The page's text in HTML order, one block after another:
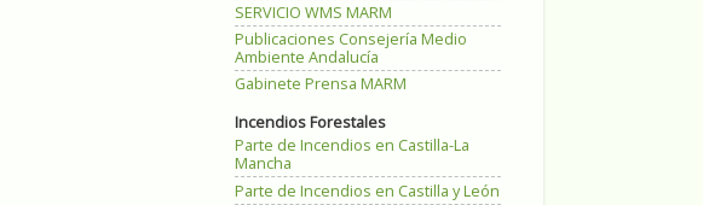
SERVICIO WMS MARM
Publicaciones Consejería Medio
Ambiente Andalucía
Gabinete Prensa MARM
Incendios Forestales
Parte de Incendios en Castilla-La
Mancha
Parte de Incendios en Castilla y León